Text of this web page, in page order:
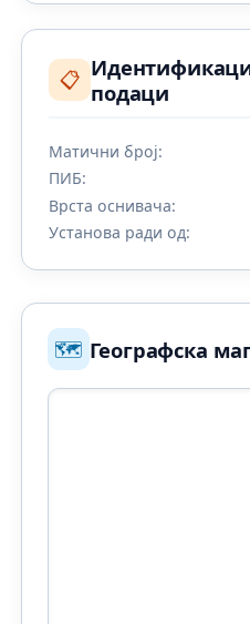
📋 подаци
Матични број:
ПИБ:
Врста оснивача:
Установа ради од:
🗺️ Географска